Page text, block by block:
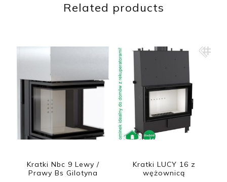
Related products
Kratki Nbc 9 Lewy /
Prawy Bs Gilotyna
Kratki LUCY 16 z
wężownicą